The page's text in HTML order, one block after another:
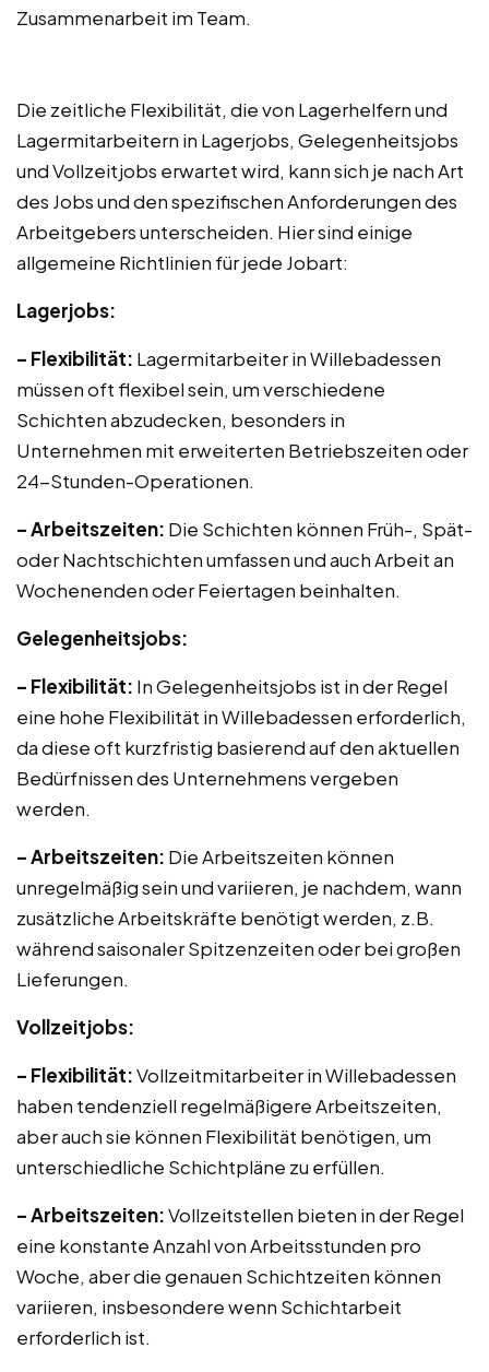
Zusammenarbeit im Team.
Die zeitliche Flexibilität, die von Lagerhelfern und
Lagermitarbeitern in Lagerjobs, Gelegenheitsjobs
und Vollzeitjobs erwartet wird, kann sich je nach Art
des Jobs und den spezifischen Anforderungen des
Arbeitgebers unterscheiden. Hier sind einige
allgemeine Richtlinien für jede Jobart:
Lagerjobs:
– Flexibilität: Lagermitarbeiter in Willebadessen
müssen oft flexibel sein, um verschiedene
Schichten abzudecken, besonders in
Unternehmen mit erweiterten Betriebszeiten oder
24-Stunden-Operationen.
– Arbeitszeiten: Die Schichten können Früh-, Spät-
oder Nachtschichten umfassen und auch Arbeit an
Wochenenden oder Feiertagen beinhalten.
Gelegenheitsjobs:
– Flexibilität: In Gelegenheitsjobs ist in der Regel
eine hohe Flexibilität in Willebadessen erforderlich,
da diese oft kurzfristig basierend auf den aktuellen
Bedürfnissen des Unternehmens vergeben
werden.
– Arbeitszeiten: Die Arbeitszeiten können
unregelmäßig sein und variieren, je nachdem, wann
zusätzliche Arbeitskräfte benötigt werden, z.B.
während saisonaler Spitzenzeiten oder bei großen
Lieferungen.
Vollzeitjobs:
– Flexibilität:Vollzeitmitarbeiter in Willebadessen
haben tendenziell regelmäßigere Arbeitszeiten,
aber auch sie können Flexibilität benötigen, um
unterschiedliche Schichtpläne zu erfüllen.
– Arbeitszeiten:Vollzeitstellen bieten in der Regel
eine konstante Anzahl von Arbeitsstunden pro
Woche, aber die genauen Schichtzeiten können
variieren, insbesondere wenn Schichtarbeit
erforderlich ist.